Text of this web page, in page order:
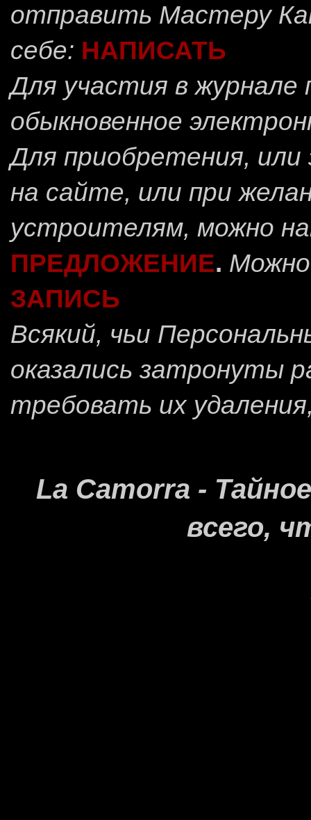
отправить Мастеру
себе: НАПИСАТЬ
Для участия в
обыкновенное
Для приобретения, или
на сайте, или при
устроителям, можно
ПРЕДЛОЖЕНИЕ.
ЗАПИСЬ
Всякий, чьи
оказались затронуты
требовать их
La Camorra -
всего,